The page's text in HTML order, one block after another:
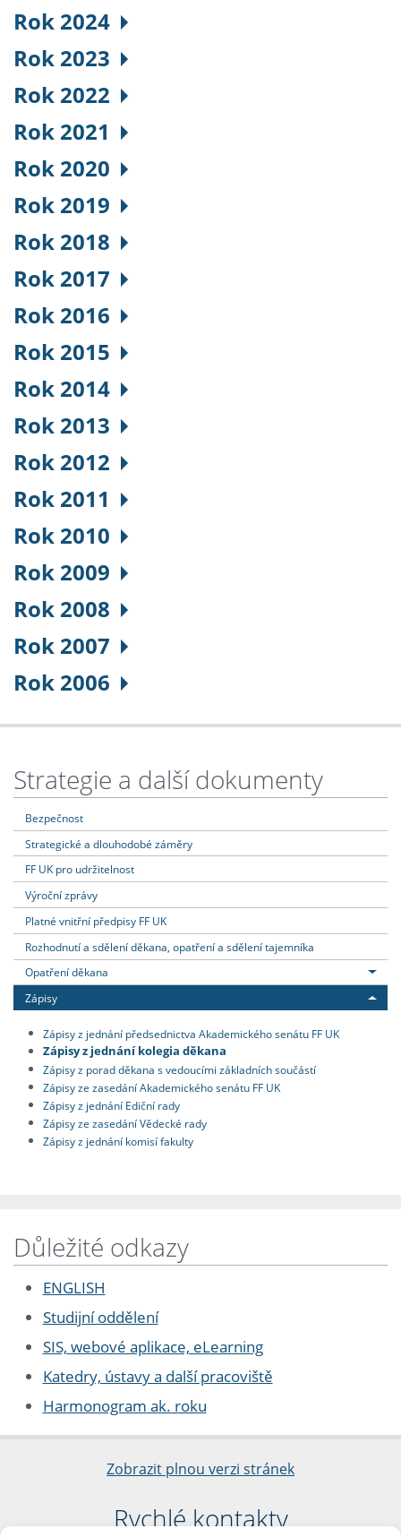
Rok 2024
Rok 2023
Rok 2022
Rok 2021
Rok 2020
Rok 2019
Rok 2018
Rok 2017
Rok 2016
Rok 2015
Rok 2014
Rok 2013
Rok 2012
Rok 2011
Rok 2010
Rok 2009
Rok 2008
Rok 2007
Rok 2006
Strategie a další dokumenty
Bezpečnost
Strategické a dlouhodobé záměry
FF UK pro udržitelnost
Výroční zprávy
Platné vnitřní předpisy FF UK
Rozhodnutí a sdělení děkana, opatření a sdělení tajemníka
Opatření děkana
Zápisy
Zápisy z jednání předsednictva Akademického senátu FF UK
Zápisy z jednání kolegia děkana
Zápisy z porad děkana s vedoucími základních součástí
Zápisy ze zasedání Akademického senátu FF UK
Zápisy z jednání Ediční rady
Zápisy ze zasedání Vědecké rady
Zápisy z jednání komisí fakulty
Důležité odkazy
ENGLISH
Studijní oddělení
SIS, webové aplikace, eLearning
Katedry, ústavy a další pracoviště
Harmonogram ak. roku
Zobrazit plnou verzi stránek
Rychlé kontakty